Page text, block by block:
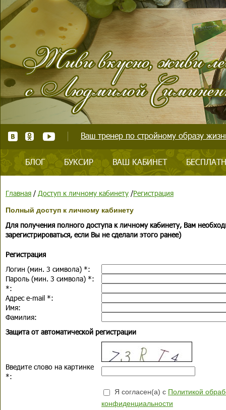
Ваш тренер по стройному образу
БЛОГ БУКСИР ВАШ КАБИНЕТ
Главная / Доступ к личному кабинету /Регистрация
Полный доступ к личному кабинету
Для получения полного доступа к личному кабинету, Вам
зарегистрироваться, если Вы не сделали этого ранее)
Регистрация
Логин (мин. 3 символа) *:
Пароль (мин. 3 символа) *:
*:
Адрес e-mail *:
Имя:
Фамилия:
Защита от автоматической регистрации
Введите слово на картинке
*:
Я согласен(а) с Политикой
конфиденциальности